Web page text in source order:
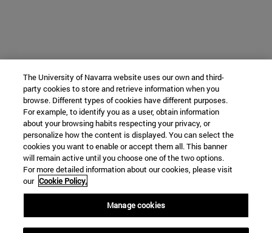
The University of Navarra website uses our own and third-
party cookies to store and retrieve information when you
browse. Different types of cookies have different purposes.
For example, to identify you as a user, obtain information
about your browsing habits respecting your privacy, or
personalize how the content is displayed. You can select the
cookies you want to enable or accept them all. This banner
will remain active until you choose one of the two options.
For more detailed information about our cookies, please visit
our Cookie Policy.
Manage cookies